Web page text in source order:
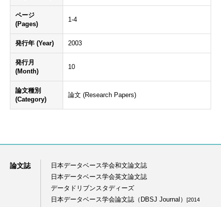
ページ
(Pages)
1-4
発行年 (Year) 2003
発行月
(Month)
10
論文種別
(Category)
論文 (Research Papers)
論文誌
日本データベース学会和文論文誌
日本データベース学会英文論文誌
データドリブンスタディーズ
日本データベース学会論文誌（DBSJ Journal）
[2014